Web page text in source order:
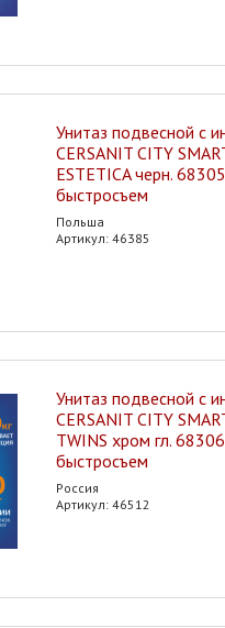
Унитаз подвесной с
CERSANIT CITY
ESTETICA черн.
быстросъем
Польша
Артикул: 46385
Унитаз подвесной с
CERSANIT CITY
TWINS хром гл.
быстросъем
Россия
Артикул: 46512